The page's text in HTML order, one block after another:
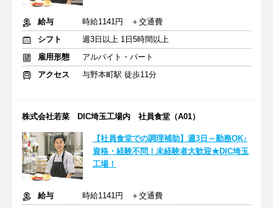
給与
時給1141円 ＋交通費
シフト
週3日以上 1日5時間以上
雇用形態
アルバイト・パート
アクセス
与野本町駅 徒歩11分
株式会社若菜 DIC埼玉工場内 社員食堂（A01）
【社員食堂での調理補助】週3日～勤務OK♪
資格・経験不問！未経験者大歓迎★DIC埼玉
工場！
給与
時給1141円 ＋交通費